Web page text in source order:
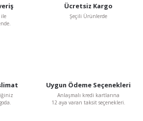
ile
Ücretsiz Kargo
Şeçili Ürünlerde
Uygun Ödeme Seçenekleri
Anlaşmalı kredi kartlarına
12 aya varan taksit seçenekleri.